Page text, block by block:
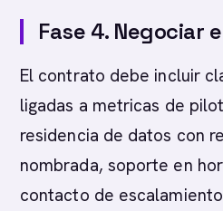
Fase 4. Negociar
El contrato debe incluir
ligadas a metricas de
residencia de datos con
nombrada, soporte en
contacto de